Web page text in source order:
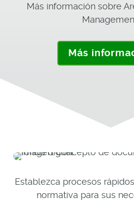
Más información sobre
Más
Establezca procesos
normativa para sus